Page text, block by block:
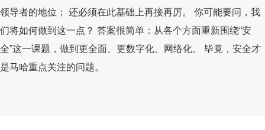
领导者的地位； 还必须在此基础上再接再厉。 你可能要问，我
们将如何做到这一点？ 答案很简单：从各个方面重新围绕“安
全”这一课题，做到更全面、更数字化、网络化。 毕竟，安全才
是马哈重点关注的问题。